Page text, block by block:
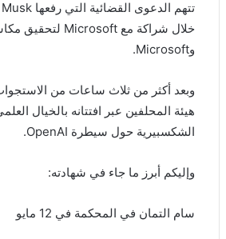
وMicrosoft.
وبعد أكثر من ثلاث ساعات من
هيئة المحلفين عبر افتتانه بالخيال
الشكسبيرية حول سيطرة OpenAI.
وإليكم أبرز ما جاء في شهادته:
سام التمان في المحكمة في 12 مايو